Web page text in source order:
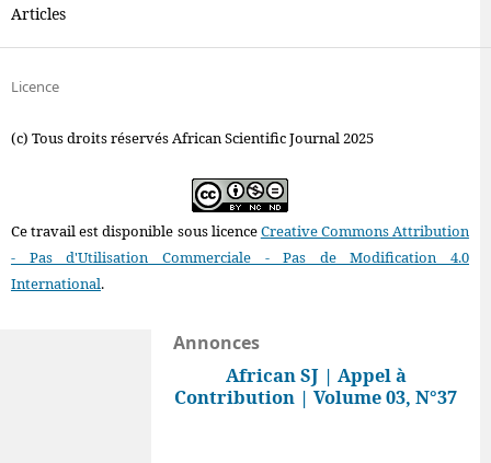
Articles
Licence
(c) Tous droits réservés African Scientific Journal 2025
Ce travail est disponible sous licenceCreative Commons Attribution
- Pas d'Utilisation Commerciale - Pas de Modification 4.0
International.
Annonces
African SJ | Appel à
Contribution | Volume 03, N°37